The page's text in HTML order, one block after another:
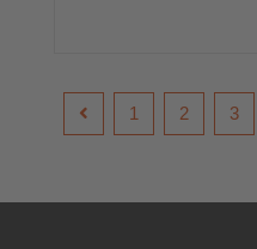
1 2 3